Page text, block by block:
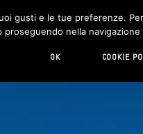
LIVING HI-TECH
gusti e le tue preferenze.
nella
OK COOKIE